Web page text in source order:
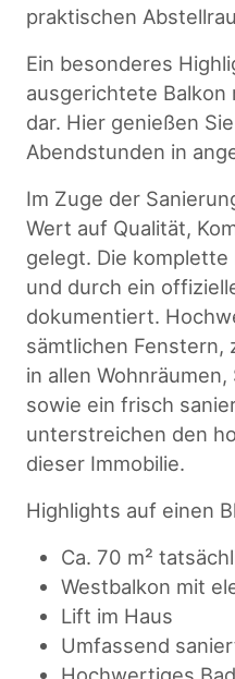
praktischen
Ein besonderes
ausgerichtete
dar. Hier genießen
Abendstunden in
Im Zuge der
Wert auf Qualität,
gelegt. Die
und durch ein
dokumentiert.
sämtlichen Fenstern,
in allen
sowie ein frisch
unterstreichen den
dieser Immobilie.
Highlights auf einen
Ca. 70 m²
Westbalkon mit
Lift im Haus
Umfassend